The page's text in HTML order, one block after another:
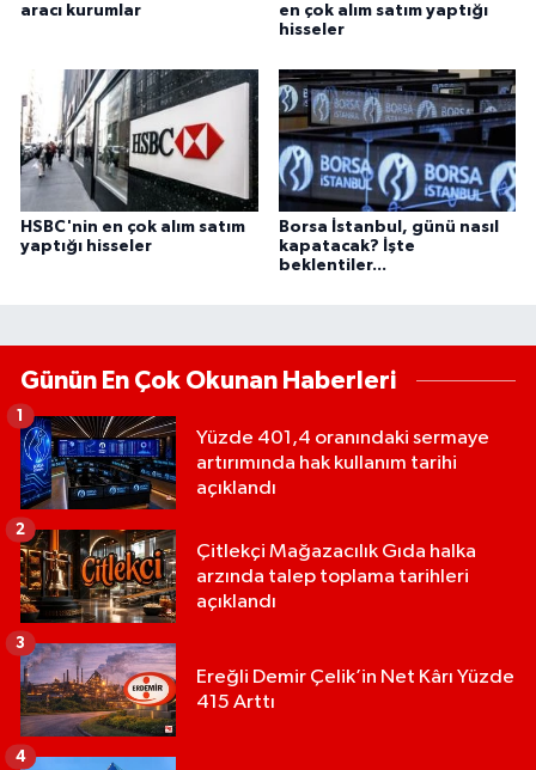
aracı kurumlar
en çok alım satım yaptığı
hisseler
HSBC'nin en çok alım satım
yaptığı hisseler
Borsa İstanbul, günü nasıl
kapatacak? İşte
beklentiler...
Günün En Çok Okunan Haberleri
Yüzde 401,4 oranındaki sermaye
artırımında hak kullanım tarihi
açıklandı
1
Çitlekçi Mağazacılık Gıda halka
arzında talep toplama tarihleri
açıklandı
2
Ereğli Demir Çelik’in Net Kârı Yüzde
415 Arttı
3
4